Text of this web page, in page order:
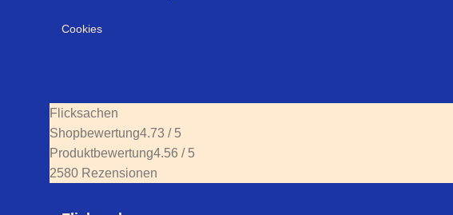
Cookies
Flicksachen
Shopbewertung4.73 / 5
Produktbewertung4.56 / 5
2580 Rezensionen